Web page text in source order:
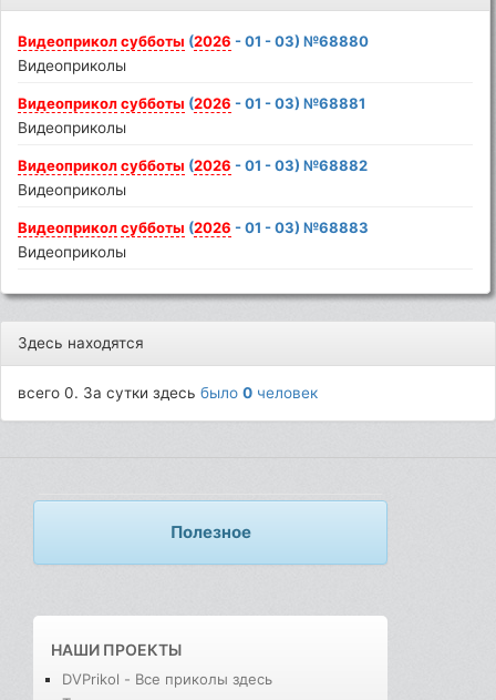
Видеоприкол субботы (2026 - 01 - 03) №68880
Видеоприколы
Видеоприкол субботы (2026 - 01 - 03) №68881
Видеоприколы
Видеоприкол субботы (2026 - 01 - 03) №68882
Видеоприколы
Видеоприкол субботы (2026 - 01 - 03) №68883
Видеоприколы
Здесь находятся
всего 0. За сутки здесьбыло0 человек
Полезное
НАШИ ПРОЕКТЫ
DVPrikol - Все приколы здесь